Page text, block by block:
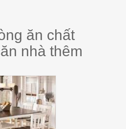
ăn chất
nhà thêm